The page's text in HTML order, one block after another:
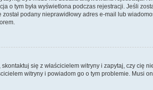
tym była wyświetlona podczas rejestracji. Jeśli
podany nieprawidłowy adres e-mail lub
się z właścicielem witryny i zapytaj, czy cię
witryny i powiadom go o tym problemie. Musi